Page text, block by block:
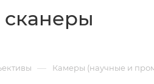
— Камеры (научные и